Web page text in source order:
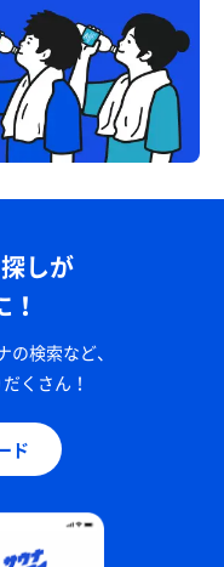
しが
検索など、
くさん！
ド